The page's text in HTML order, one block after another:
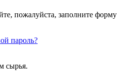
пожалуйста, заполните форму
пароль?
сырья.